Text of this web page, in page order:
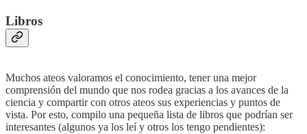
Libros
Muchos ateos valoramos el conocimiento, tener una mejor
comprensión del mundo que nos rodea gracias a los avances de la
ciencia y compartir con otros ateos sus experiencias y puntos de
vista. Por esto, compilo una pequeña lista de libros que podrían ser
interesantes (algunos ya los leí y otros los tengo pendientes):